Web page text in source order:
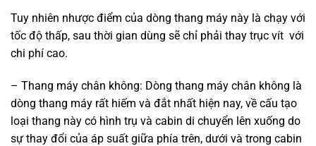
Tuy nhiên nhược điểm của dòng thang máy này là chạy với
tốc độ thấp, sau thời gian dùng sẽ chỉ phải thay trục vít với
chi phí cao.
– Thang máy chân không: Dòng thang máy chân không là
dòng thang máy rất hiếm và đắt nhất hiện nay, về cấu tạo
loại thang này có hình trụ và cabin di chuyển lên xuống do
sự thay đổi của áp suất giữa phía trên, dưới và trong cabin